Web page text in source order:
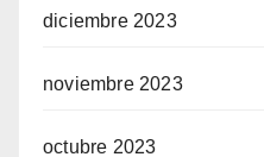
diciembre 2023
noviembre 2023
octubre 2023